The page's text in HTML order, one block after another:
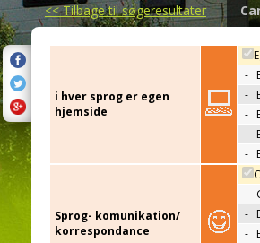
<<Tilbage til søgeresultater
i hver sprog er egen
hjemside
-
-
-
-
-
Sprog- komunikation/
korrespondance
-
-
-